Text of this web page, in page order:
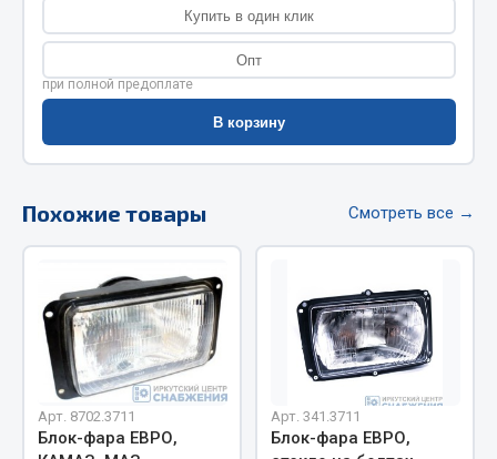
Цепи подъёмные
Весь раздел
РТИ
Кольца уплотнительные
Лента конвейерная
Манжеты
Паронит
Патрубки
Прокладки
Рукава высокого давления
Купить в один клик
Опт
при полной предоплате
В корзину
Похожие товары Смотреть все →
Арт. 8702.3711
Блок-фара ЕВРО,
Арт. 341.3711
Блок-фара ЕВРО,